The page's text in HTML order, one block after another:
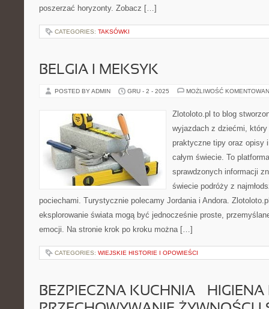
poszerzać horyzonty. Zobacz […]
CATEGORIES: TAKSÓWKI
BELGIA I MEKSYK
POSTED BY ADMIN GRU - 2 - 2025 MOŻLIWOŚĆ
Zlotoloto.pl to blog
wyjazdach z dziećmi, który
praktyczne tipy oraz opisy
całym świecie. To
sprawdzonych informacji
świecie podróży z
pociechami. Turystycznie polecamy Jordania i Andora.
eksplorowanie świata mogą być jednocześnie proste,
emocji. Na stronie krok po kroku można […]
CATEGORIES: WIEJSKIE HISTORIE I OPOWIEŚCI
BEZPIECZNA KUCHNIA – HIGIENA